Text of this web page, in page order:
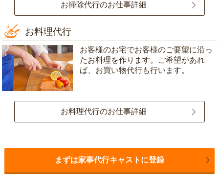
お掃除代行のお仕事詳細
お料理代行
お客様のお宅でお客様のご要望に沿っ
たお料理を作ります。ご希望があれ
ば、お買い物代行も行います。
お料理代行のお仕事詳細
まずは家事代行キャストに登録